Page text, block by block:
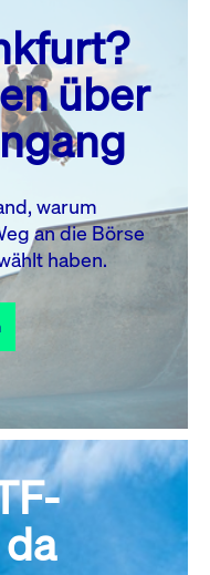
FR. SA. SO.
1
2
7 8
14
21 22
23
28
über
warum
an die Börse
haben.